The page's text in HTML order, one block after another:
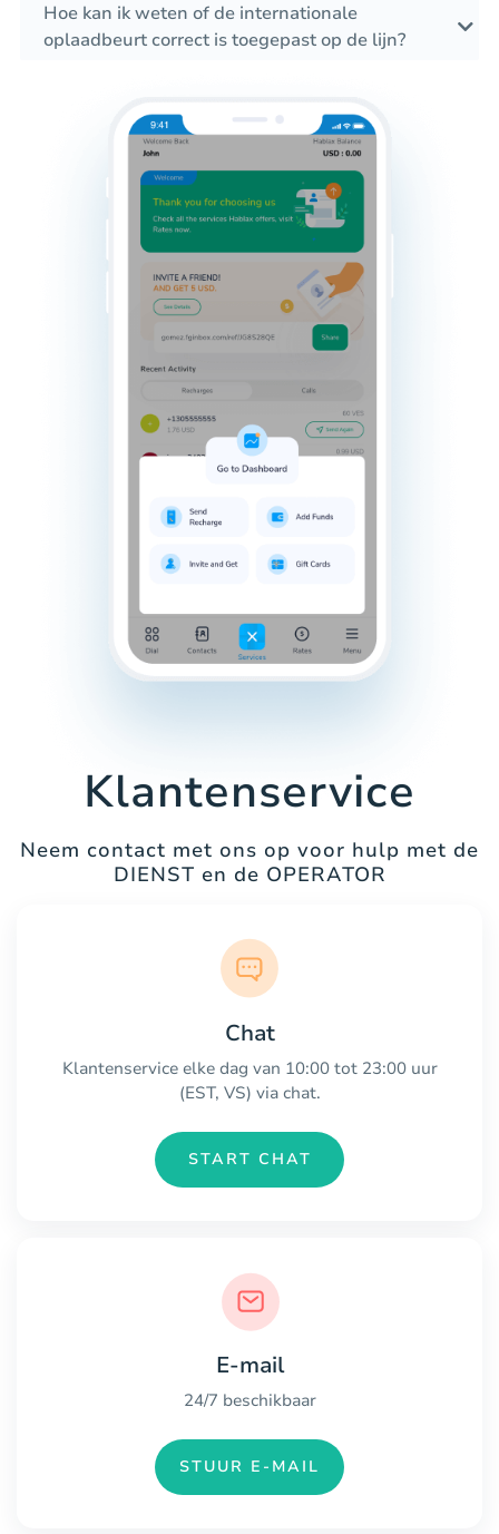
Hoe kan ik weten of de internationale
oplaadbeurt correct is toegepast op de lijn?
Klantenservice
Neem contact met ons op voor hulp met de
DIENST en de OPERATOR
Chat
Klantenservice elke dag van 10:00 tot 23:00 uur
(EST, VS) via chat.
START CHAT
E-mail
24/7 beschikbaar
STUUR E-MAIL